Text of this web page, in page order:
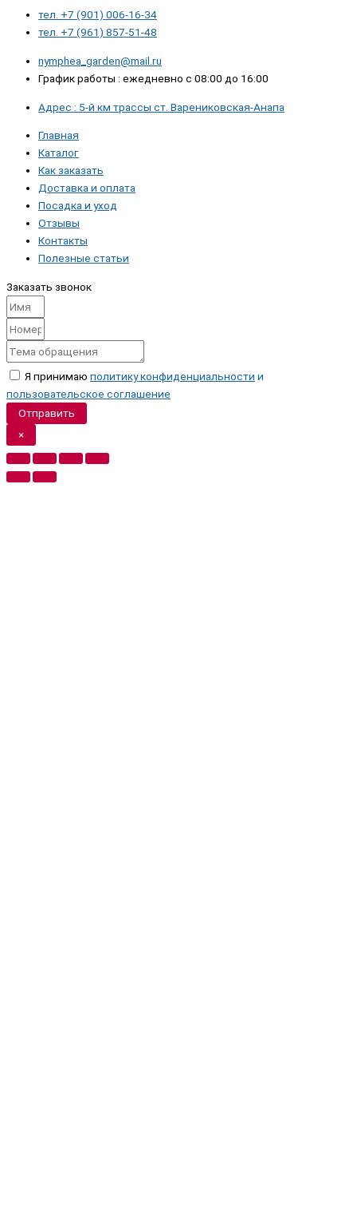
тел. +7 (901) 006-16-34
тел. +7 (961) 857-51-48
nymphea_garden@mail.ru
График работы : ежедневно с 08:00 до 16:00
Адрес : 5-й км трассы ст. Варениковская-Анапа
Главная
Каталог
Как заказать
Доставка и оплата
Посадка и уход
Отзывы
Контакты
Полезные статьи
Заказать звонок
Я принимаю политику конфиденциальности и
пользовательское соглашение
Отправить
×